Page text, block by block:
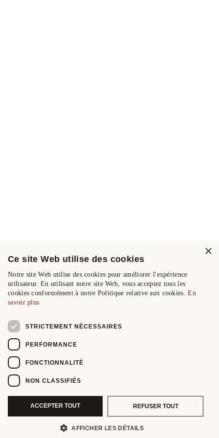
×
Ce site Web utilise des cookies
Notre site Web utilise des cookies pour améliorer l'expérience
utilisateur. En utilisant notre site Web, vous acceptez tous les
cookies conformément à notre Politique relative aux cookies.En
savoir plus
STRICTEMENT NÉCESSAIRES
PERFORMANCE
FONCTIONNALITÉ
NON CLASSIFIÉS
ACCEPTER TOUT REFUSER TOUT
AFFICHER LES DÉTAILS